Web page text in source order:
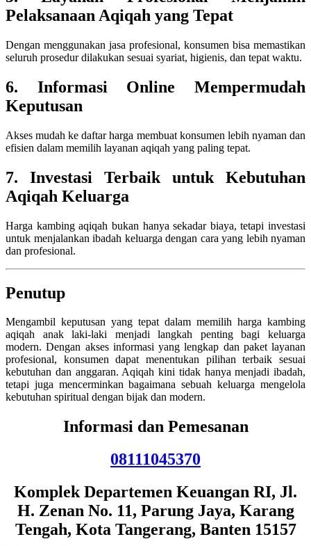
Pelaksanaan Aqiqah yang Tepat
Dengan menggunakan jasa profesional, konsumen bisa memastikan
seluruh prosedur dilakukan sesuai syariat, higienis, dan tepat waktu.
6. Informasi Online Mempermudah
Keputusan
Akses mudah ke daftar harga membuat konsumen lebih nyaman dan
efisien dalam memilih layanan aqiqah yang paling tepat.
7. Investasi Terbaik untuk Kebutuhan
Aqiqah Keluarga
Harga kambing aqiqah bukan hanya sekadar biaya, tetapi investasi
untuk menjalankan ibadah keluarga dengan cara yang lebih nyaman
dan profesional.
Penutup
Mengambil keputusan yang tepat dalam memilih harga kambing
aqiqah anak laki-laki menjadi langkah penting bagi keluarga
modern. Dengan akses informasi yang lengkap dan paket layanan
profesional, konsumen dapat menentukan pilihan terbaik sesuai
kebutuhan dan anggaran. Aqiqah kini tidak hanya menjadi ibadah,
tetapi juga mencerminkan bagaimana sebuah keluarga mengelola
kebutuhan spiritual dengan bijak dan modern.
Informasi dan Pemesanan
08111045370
Komplek Departemen Keuangan RI, Jl.
H. Zenan No. 11, Parung Jaya, Karang
Tengah, Kota Tangerang, Banten 15157